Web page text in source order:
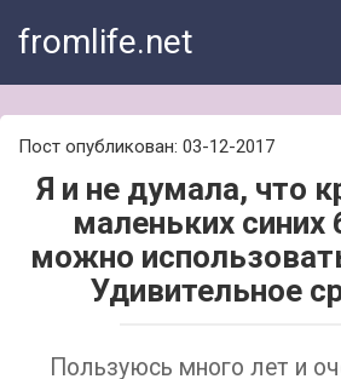
fromlife.net
Пост опубликован: 03-12-2017
Я и не думала, что
маленьких синих
можно
Удивительное
Пользуюсь много лет и